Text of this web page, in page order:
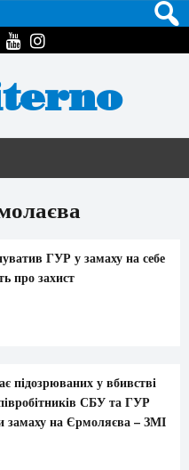
ГУР у замаху на себе
про захист
підозрюваних у вбивстві
СБУ та ГУР
замаху на Єрмоляєва – ЗМІ